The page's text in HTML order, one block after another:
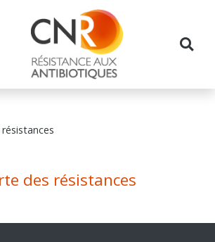
des résistances